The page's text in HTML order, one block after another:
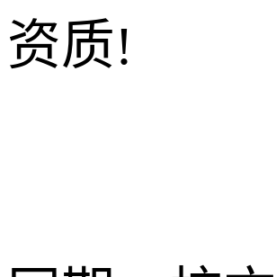
资质!